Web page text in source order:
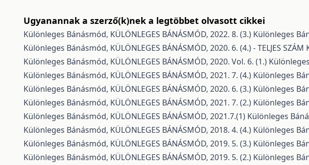
Ugyanannak a szerző(k)nek a legtöbbet olvasott cikkei
Különleges Bánásmód, KÜLÖNLEGES BÁNÁSMÓD, 2022. 8. (3.) Különleges
Különleges Bánásmód, KÜLÖNLEGES BÁNÁSMÓD, 2020. 6. (4.) - TELJES SZÁM
Különleges Bánásmód, KÜLÖNLEGES BÁNÁSMÓD, 2020. Vol. 6. (1.)
Különleges Bánásmód, KÜLÖNLEGES BÁNÁSMÓD, 2021. 7. (4.) Különleges
Különleges Bánásmód, KÜLÖNLEGES BÁNÁSMÓD, 2020. 6. (3.) Különleges
Különleges Bánásmód, KÜLÖNLEGES BÁNÁSMÓD, 2021. 7. (2.) Különleges
Különleges Bánásmód, KÜLÖNLEGES BÁNÁSMÓD, 2021.7.(1) Különleges
Különleges Bánásmód, KÜLÖNLEGES BÁNÁSMÓD, 2018. 4. (4.) Különleges
Különleges Bánásmód, KÜLÖNLEGES BÁNÁSMÓD, 2019. 5. (3.) Különleges
Különleges Bánásmód, KÜLÖNLEGES BÁNÁSMÓD, 2019. 5. (2.) Különleges